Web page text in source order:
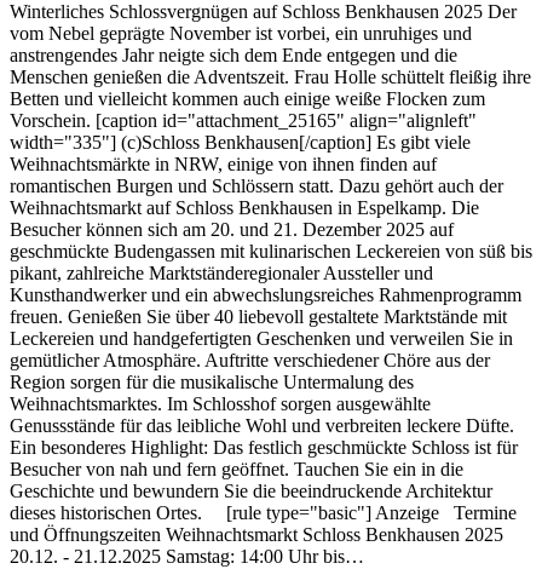
Winterliches Schlossvergnügen auf Schloss Benkhausen 2025 Der
vom Nebel geprägte November ist vorbei, ein unruhiges und
anstrengendes Jahr neigte sich dem Ende entgegen und die
Menschen genießen die Adventszeit. Frau Holle schüttelt fleißig ihre
Betten und vielleicht kommen auch einige weiße Flocken zum
Vorschein. [caption id="attachment_25165" align="alignleft"
width="335"] (c)Schloss Benkhausen[/caption] Es gibt viele
Weihnachtsmärkte in NRW, einige von ihnen finden auf
romantischen Burgen und Schlössern statt. Dazu gehört auch der
Weihnachtsmarkt auf Schloss Benkhausen in Espelkamp. Die
Besucher können sich am 20. und 21. Dezember 2025 auf
geschmückte Budengassen mit kulinarischen Leckereien von süß bis
pikant, zahlreiche Marktständeregionaler Aussteller und
Kunsthandwerker und ein abwechslungsreiches Rahmenprogramm
freuen. Genießen Sie über 40 liebevoll gestaltete Marktstände mit
Leckereien und handgefertigten Geschenken und verweilen Sie in
gemütlicher Atmosphäre. Auftritte verschiedener Chöre aus der
Region sorgen für die musikalische Untermalung des
Weihnachtsmarktes. Im Schlosshof sorgen ausgewählte
Genussstände für das leibliche Wohl und verbreiten leckere Düfte.
Ein besonderes Highlight: Das festlich geschmückte Schloss ist für
Besucher von nah und fern geöffnet. Tauchen Sie ein in die
Geschichte und bewundern Sie die beeindruckende Architektur
dieses historischen Ortes. [rule type="basic"] Anzeige Termine
und Öffnungszeiten Weihnachtsmarkt Schloss Benkhausen 2025
20.12. - 21.12.2025 Samstag: 14:00 Uhr bis…